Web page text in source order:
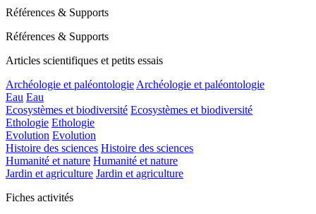
Références & Supports
Références & Supports
Articles scientifiques et petits essais
Archéologie et paléontologie Archéologie et paléontologie
Eau Eau
Ecosystèmes et biodiversité Ecosystèmes et biodiversité
Ethologie Ethologie
Evolution Evolution
Histoire des sciences Histoire des sciences
Humanité et nature Humanité et nature
Jardin et agriculture Jardin et agriculture
Fiches activités